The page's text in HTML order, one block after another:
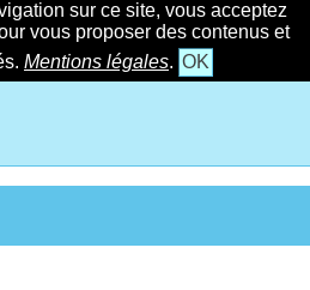
sur ce site, vous acceptez
vous proposer des contenus et
Mentions légales. OK